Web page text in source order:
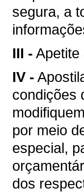
segura, a
III -
IV -
condições
por meio
especial,
dos